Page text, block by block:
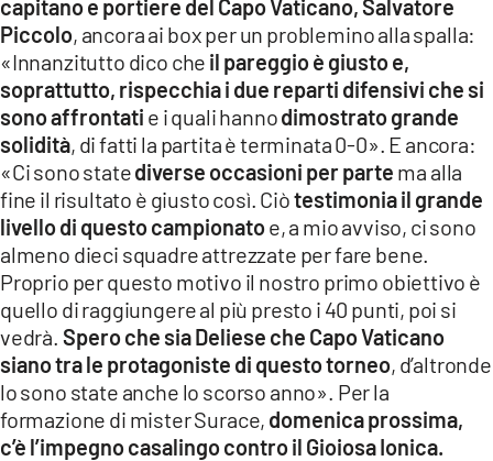
LACAPITALENEWS.IT
App
ANDROID
APPLE
capitano e portiere del Capo Vaticano, Salvatore
Piccolo, ancora ai box per un problemino alla spalla:
«Innanzitutto dico che il pareggio è giusto e,
soprattutto, rispecchia i due reparti difensivi che si
sono affrontati e i quali hannodimostrato grande
solidità, di fatti la partita è terminata 0-0». E ancora:
«Ci sono statediverse occasioni per parte ma alla
fine il risultato è giusto così. Ciòtestimonia il grande
livello di questo campionatoe, a mio avviso, ci sono
almeno dieci squadre attrezzate per fare bene.
Proprio per questo motivo il nostro primo obiettivo è
quello di raggiungere al più presto i 40 punti, poi si
vedrà. Spero che sia Deliese che Capo Vaticano
siano tra le protagoniste di questo torneo, d’altronde
lo sono state anche lo scorso anno». Per la
formazione di mister Surace, domenica prossima,
c’è l’impegno casalingo contro il Gioiosa Ionica.